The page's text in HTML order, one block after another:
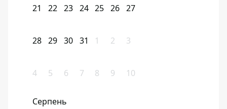
21 22 23 24 25 26 27
28 29 30 31 1 2 3
4 5 6 7 8 9 10
Серпень